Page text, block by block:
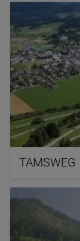
TAMSWEG